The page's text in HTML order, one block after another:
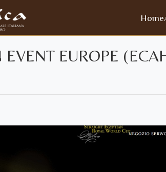
Home
EVENT EUROPE